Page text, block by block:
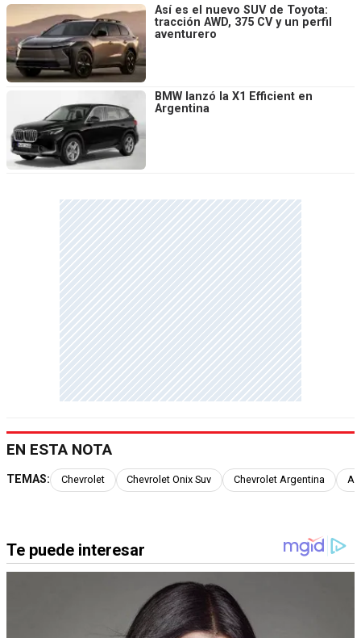
Así es el nuevo SUV de Toyota:
tracción AWD, 375 CV y un perfil
aventurero
BMW lanzó la X1 Efficient en
Argentina
EN ESTA NOTA
TEMAS: Chevrolet Chevrolet Onix Suv Chevrolet Argentina